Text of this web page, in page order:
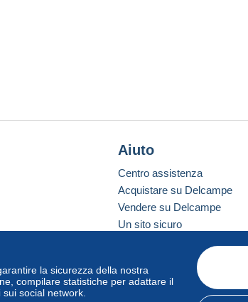
la sicurezza della nostra
compilare statistiche per adattare il
social network.
Aiuto
Centro assistenza
Acquistare su Delcampe
Vendere su Delcampe
Un sito sicuro